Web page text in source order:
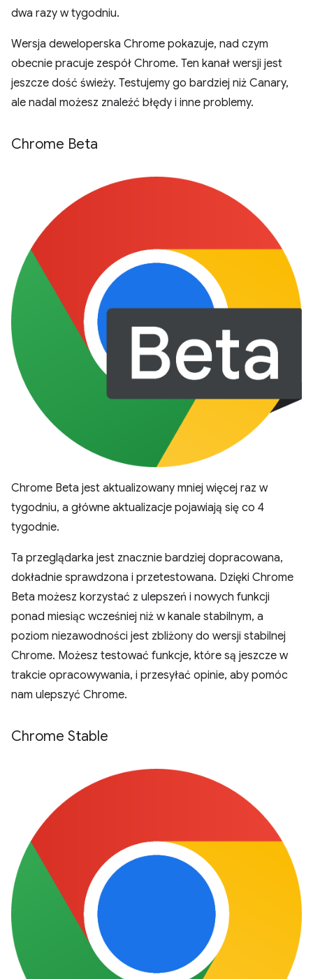
dwa razy w tygodniu.
Wersja deweloperska Chrome pokazuje, nad czym
obecnie pracuje zespół Chrome. Ten kanał wersji jest
jeszcze dość świeży. Testujemy go bardziej niż Canary,
ale nadal możesz znaleźć błędy i inne problemy.
Chrome Beta
Chrome Beta jest aktualizowany mniej więcej raz w
tygodniu, a główne aktualizacje pojawiają się co 4
tygodnie.
Ta przeglądarka jest znacznie bardziej dopracowana,
dokładnie sprawdzona i przetestowana. Dzięki Chrome
Beta możesz korzystać z ulepszeń i nowych funkcji
ponad miesiąc wcześniej niż w kanale stabilnym, a
poziom niezawodności jest zbliżony do wersji stabilnej
Chrome. Możesz testować funkcje, które są jeszcze w
trakcie opracowywania, i przesyłać opinie, aby pomóc
nam ulepszyć Chrome.
Chrome Stable